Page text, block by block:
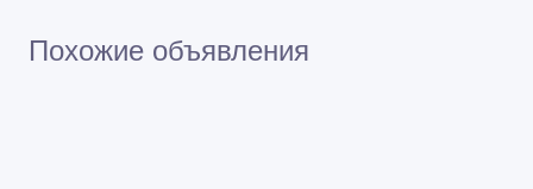
Похожие объявления